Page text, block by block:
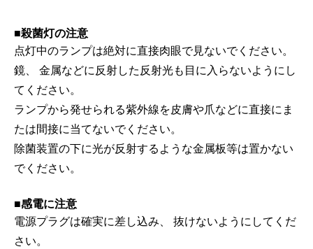
■殺菌灯の注意
点灯中のランプは絶対に直接肉眼で見ないでください。
鏡、 金属などに反射した反射光も目に入らないようにし
てください。
ランプから発せられる紫外線を皮膚や爪などに直接にま
たは間接に当てないでください。
除菌装置の下に光が反射するような金属板等は置かない
でください。
■感電に注意
電源プラグは確実に差し込み、 抜けないようにしてくだ
さい。